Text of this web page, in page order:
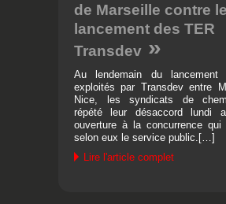
de Marseille contre le
lancement des TER
Transdev
Au lendemain du lancement
exploités par Transdev entre
Nice, les syndicats de
répété leur désaccord lundi
ouverture à la concurrence qui
selon eux le service public.[…]
Lire l'article complet